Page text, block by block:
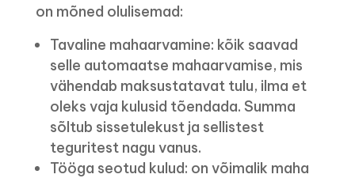
on mõned olulisemad:
Tavaline mahaarvamine: kõik saavad
selle automaatse mahaarvamise, mis
vähendab maksustatavat tulu, ilma et
oleks vaja kulusid tõendada. Summa
sõltub sissetulekust ja sellistest
teguritest nagu vanus.
Tööga seotud kulud: on võimalik maha